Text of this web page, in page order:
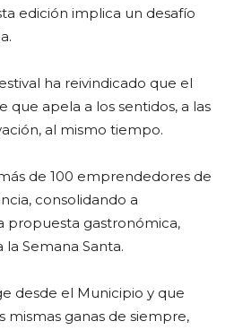
edición implica un desafío
ha reivindicado que el
que apela a los sentidos, a las
al mismo tiempo.
de 100 emprendedores de
consolidando a
propuesta gastronómica,
Semana Santa.
desde el Municipio y que
mismas ganas de siempre,